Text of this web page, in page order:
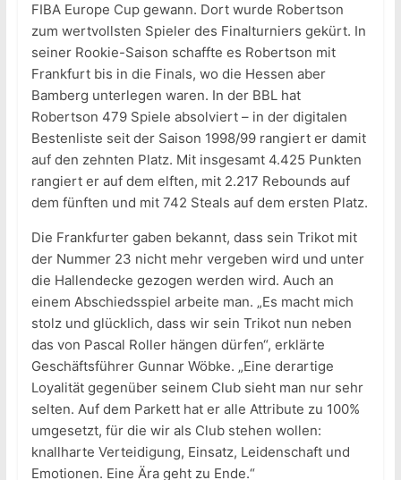
FIBA Europe Cup gewann. Dort wurde Robertson
zum wertvollsten Spieler des Finalturniers gekürt. In
seiner Rookie-Saison schaffte es Robertson mit
Frankfurt bis in die Finals, wo die Hessen aber
Bamberg unterlegen waren. In der BBL hat
Robertson 479 Spiele absolviert – in der digitalen
Bestenliste seit der Saison 1998/99 rangiert er damit
auf den zehnten Platz. Mit insgesamt 4.425 Punkten
rangiert er auf dem elften, mit 2.217 Rebounds auf
dem fünften und mit 742 Steals auf dem ersten Platz.
Die Frankfurter gaben bekannt, dass sein Trikot mit
der Nummer 23 nicht mehr vergeben wird und unter
die Hallendecke gezogen werden wird. Auch an
einem Abschiedsspiel arbeite man. „Es macht mich
stolz und glücklich, dass wir sein Trikot nun neben
das von Pascal Roller hängen dürfen“, erklärte
Geschäftsführer Gunnar Wöbke. „Eine derartige
Loyalität gegenüber seinem Club sieht man nur sehr
selten. Auf dem Parkett hat er alle Attribute zu 100%
umgesetzt, für die wir als Club stehen wollen:
knallharte Verteidigung, Einsatz, Leidenschaft und
Emotionen. Eine Ära geht zu Ende.“